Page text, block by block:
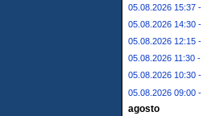
05.08.2026 15:37 -
05.08.2026 14:30 -
05.08.2026 12:15 -
05.08.2026 11:30 -
05.08.2026 10:30 -
05.08.2026 09:00 -
agosto